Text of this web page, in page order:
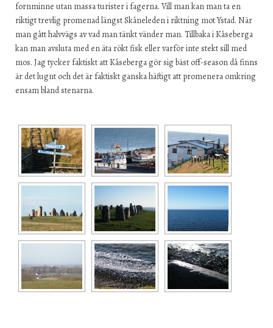
fornminne utan massa turister i fagerna. Vill man kan man ta en
riktigt trevlig promenad längst Skåneleden i riktning mot Ystad. När
man gått halvvägs av vad man tänkt vänder man. Tillbaka i Kåseberga
kan man avsluta med en äta rökt fisk eller varför inte stekt sill med
mos. Jag tycker faktiskt att Kåseberga gör sig bäst off-season då finns
är det lugnt och det är faktiskt ganska häftigt att promenera omkring
ensam bland stenarna.